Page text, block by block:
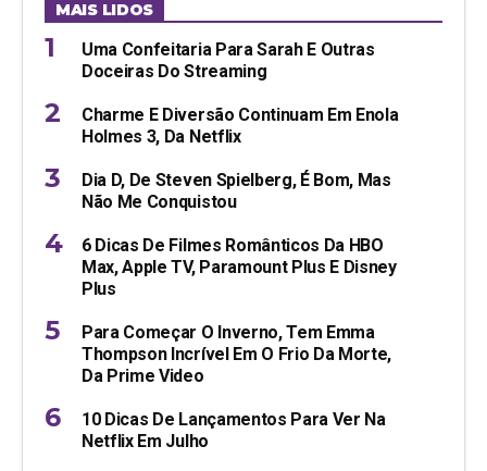
MAIS LIDOS
Uma Confeitaria Para Sarah E Outras
Doceiras Do Streaming
Charme E Diversão Continuam Em Enola
Holmes 3, Da Netflix
Dia D, De Steven Spielberg, É Bom, Mas
Não Me Conquistou
6 Dicas De Filmes Românticos Da HBO
Max, Apple TV, Paramount Plus E Disney
Plus
Para Começar O Inverno, Tem Emma
Thompson Incrível Em O Frio Da Morte,
Da Prime Video
10 Dicas De Lançamentos Para Ver Na
Netflix Em Julho